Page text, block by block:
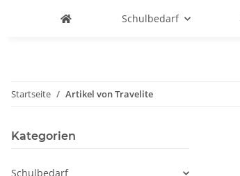
Schulbedarf
Startseite Artikel von Travelite
Kategorien
Schulbedarf